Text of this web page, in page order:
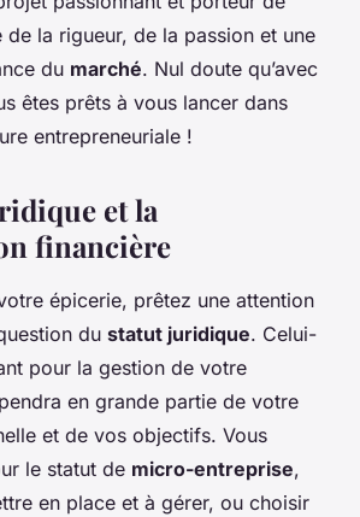
de la rigueur, de la passion et une
du marché. Nul doute qu’avec
êtes prêts à vous lancer dans
entrepreneuriale !
et la
financière
épicerie, prêtez une attention
du statut juridique. Celui-
pour la gestion de votre
en grande partie de votre
et de vos objectifs. Vous
le statut de micro-entreprise,
en place et à gérer, ou choisir